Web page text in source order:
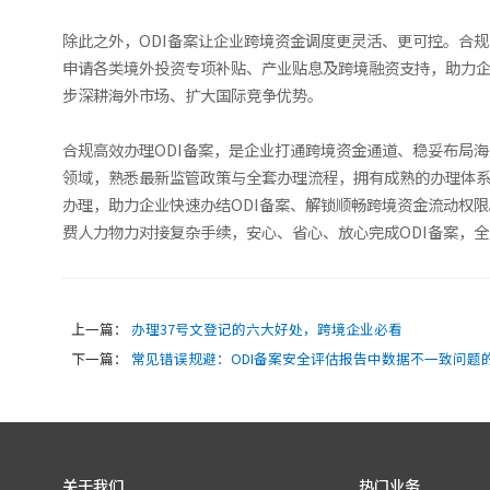
除此之外，ODI备案让企业跨境资金调度更灵活、更可控。合
申请各类境外投资专项补贴、产业贴息及跨境融资支持，助
步深耕海外市场、扩大国际竞争优势。
合规高效办理ODI备案，是企业打通跨境资金通道、稳妥布局
领域，熟悉最新监管政策与全套办理流程，拥有成熟的办理体
办理，助力企业快速办结ODI备案、解锁顺畅跨境资金流动权
费人力物力对接复杂手续，安心、省心、放心完成ODI备案，
上一篇：
办理37号文登记的六大好处，跨境企业必看
下一篇：
常见错误规避：ODI备案安全评估报告中数据不一致问题